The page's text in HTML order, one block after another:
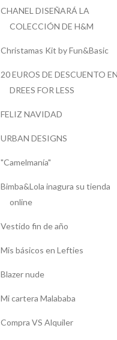
CHANEL DISEÑARÁ LA
COLECCIÓN DE H&M
Christamas Kit by Fun&Basic
20 EUROS DE DESCUENTO EN
DREES FOR LESS
FELIZ NAVIDAD
URBAN DESIGNS
"Camelmanía"
Bimba&Lola inagura su tienda
online
Vestido fin de año
Mis básicos en Lefties
Blazer nude
Mi cartera Malababa
Compra VS Alquiler